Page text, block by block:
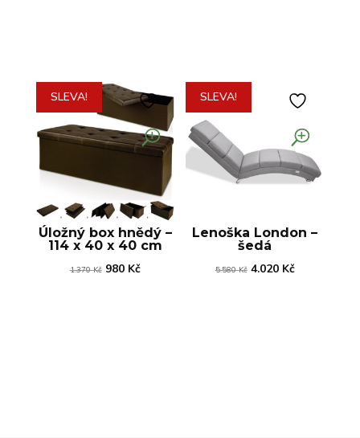
SLEVA!
Úložný box hnědý –
114 x 40 x 40 cm
1.370Kč Původní
980 KčAktuální
SLEVA!
Lenoška London –
šedá
5.580Kč Původní
4.020 KčAktuální